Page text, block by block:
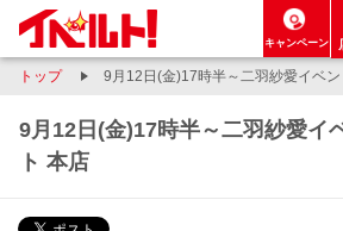
キャンペーン
トップ 9月12日(金)17時半～二羽紗愛イベ
9月12日(金)17時半～二羽紗愛イ
ト 本店